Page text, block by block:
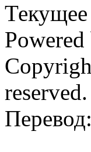
reserved.
Перевод: